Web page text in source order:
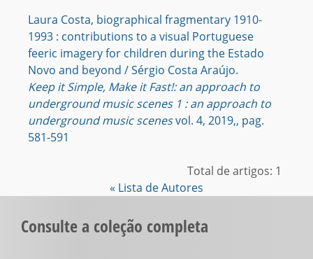
Laura Costa, biographical fragmentary 1910-
1993 : contributions to a visual Portuguese
feeric imagery for children during the Estado
Novo and beyond / Sérgio Costa Araújo.
Keep it Simple, Make it Fast!: an approach to
underground music scenes 1 : an approach to
underground music scenesvol. 4, 2019,, pag.
581-591
Total de artigos: 1
« Lista de Autores
Consulte a coleção completa